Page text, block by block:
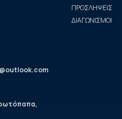
ΠΡΟΣΛΗΨΕΙΣ
ΔΙΑΓΩΝΙΣΜΟΙ